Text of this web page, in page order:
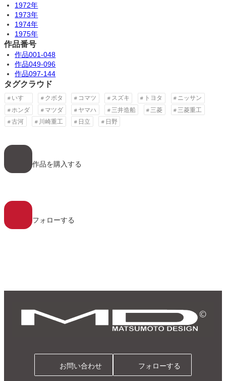
1972年
1973年
1974年
1975年
作品番号
作品001-048
作品049-096
作品097-144
タグクラウド
いすゞ クボタ コマツ スズキ トヨタ
ニッサン
ホンダ
マツダ ヤマハ 三井造船 三菱
三菱重工
古河
川崎重工 日立 日野
ア
イ
ン
リ
作品を購入する
ア
イ
ン
フォローする
お問い合わせ フォローする